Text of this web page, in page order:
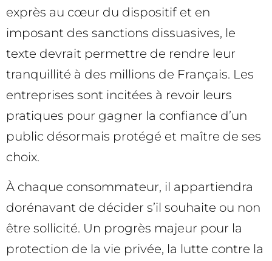
exprès au cœur du dispositif et en
imposant des sanctions dissuasives, le
texte devrait permettre de rendre leur
tranquillité à des millions de Français. Les
entreprises sont incitées à revoir leurs
pratiques pour gagner la confiance d’un
public désormais protégé et maître de ses
choix.
À chaque consommateur, il appartiendra
dorénavant de décider s’il souhaite ou non
être sollicité. Un progrès majeur pour la
protection de la vie privée, la lutte contre la